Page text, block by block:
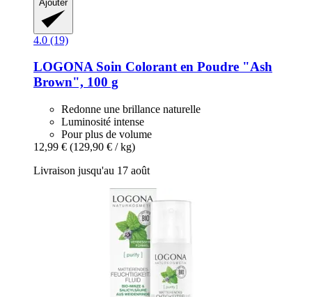
Ajouter
4.0 (19)
LOGONASoin Colorant en Poudre "Ash
Brown", 100 g
Redonne une brillance naturelle
Luminosité intense
Pour plus de volume
12,99 € (129,90 € / kg)
Livraison jusqu'au 17 août